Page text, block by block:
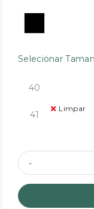
Selecionar
40
41
Limpar